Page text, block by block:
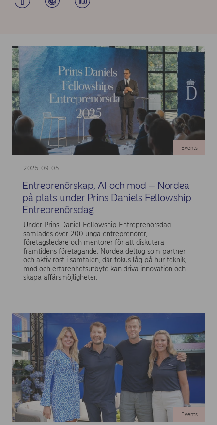
2025-09-05
Events
Entreprenörskap, AI och mod – Nordea
på plats under Prins Daniels Fellowship
Entreprenörsdag
Under Prins Daniel Fellowship Entreprenörsdag
samlades över 200 unga entreprenörer,
företagsledare och mentorer för att diskutera
framtidens företagande. Nordea deltog som partner
och aktiv röst i samtalen, där fokus låg på hur teknik,
mod och erfarenhetsutbyte kan driva innovation och
skapa affärsmöjligheter.
Events